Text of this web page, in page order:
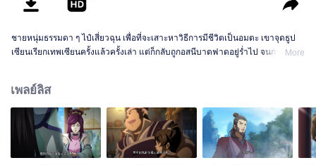
ชายหนุ่มธรรมดา ๆ ไป๋เสี่ยวฉุน เพื่อที่จะเสาะหาวิธีการมีชีวิตเป็นอมตะ เขาจุดธูป
เซียนเรียกเทพเซียนครั้งแล้วครั้งเล่า แต่ก็กลับถูกอสนีบาตฟาดอยู่ร่ำไป จนกระทั่งMore
เพลย์ลิส